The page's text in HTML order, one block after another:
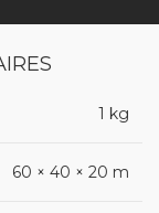
1 kg
60 × 40 × 20 m